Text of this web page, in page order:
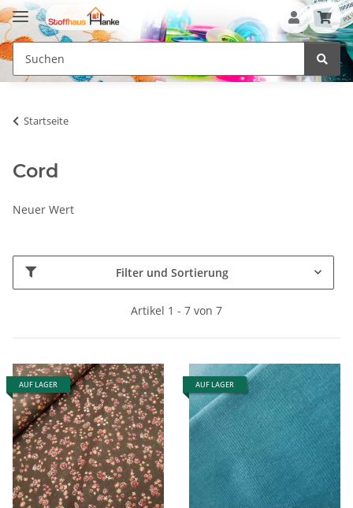
Startseite
Cord
Neuer Wert
Filter und Sortierung
Artikel 1 - 7 von 7
AUF LAGER AUF LAGER